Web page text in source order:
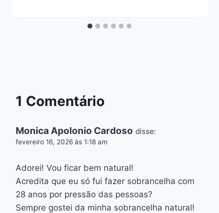
1 Comentário
Monica Apolonio Cardoso disse:
fevereiro 16, 2026 às 1:18 am
Adorei! Vou ficar bem natural!
Acredita que eu só fui fazer sobrancelha com
28 anos por pressão das pessoas?
Sempre gostei da minha sobrancelha natural!